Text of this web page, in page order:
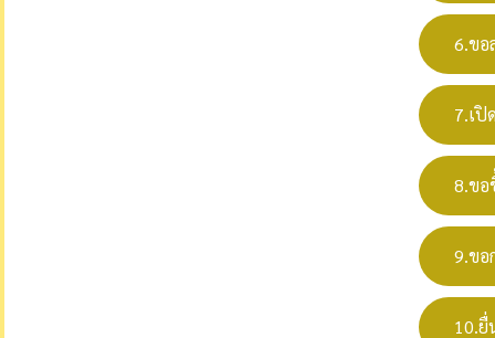
6.ขอ
7.เปิ
8.ข
9.ขอ
10.ยื่